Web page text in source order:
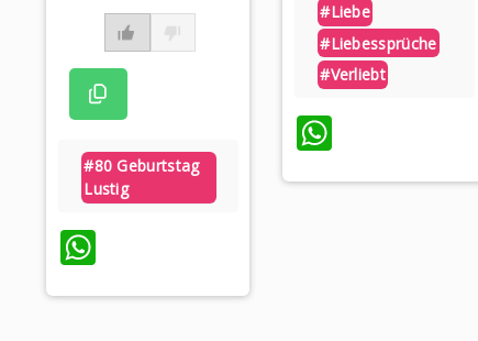
#80 Geburtstag
Lustig
WhatsApp
#liebe
#liebessprüche
#verliebt
WhatsApp